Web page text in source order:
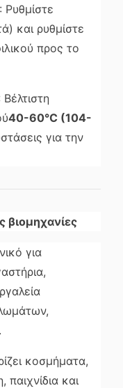
: Ρυθμίστε
και ρυθμίστε
προς το
Βέλτιστη
40-60°C (104-
για την
βιομηχανίες
για
κοσμήματα,
παιχνίδια και